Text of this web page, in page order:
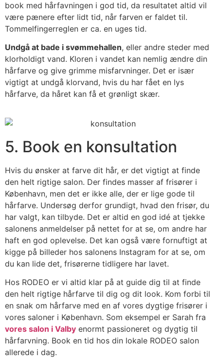
book med hårfavningen i god tid, da resultatet altid vil
være pænere efter lidt tid, når farven er faldet til.
Tommelfingerreglen er ca. en uges tid.
Undgå at bade i svømmehallen, eller andre steder med
klorholdigt vand. Kloren i vandet kan nemlig ændre din
hårfarve og give grimme misfarvninger. Det er især
vigtigt at undgå klorvand, hvis du har fået en lys
hårfarve, da håret kan få et grønligt skær.
5. Book en konsultation
Hvis du ønsker at farve dit hår, er det vigtigt at finde
den helt rigtige salon. Der findes masser af frisører i
København, men det er ikke alle, der er lige gode til
hårfarve. Undersøg derfor grundigt, hvad den frisør, du
har valgt, kan tilbyde. Det er altid en god idé at tjekke
salonens anmeldelser på nettet for at se, om andre har
haft en god oplevelse. Det kan også være fornuftigt at
kigge på billeder hos salonens Instagram for at se, om
du kan lide det, frisørerne tidligere har lavet.
Hos RODEO er vi altid klar på at guide dig til at finde
den helt rigtige hårfarve til dig og dit look. Kom forbi til
en snak om hårfarve med en af vores dygtige frisører i
vores saloner i København. Som eksempel er Sarah fra
vores salon i Valby enormt passioneret og dygtig til
hårfarvning. Book en tid hos din lokale RODEO salon
allerede i dag.